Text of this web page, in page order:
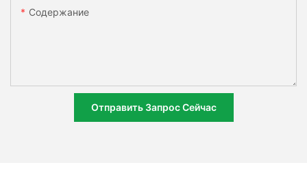
Содержание
Отправить Запрос Сейчас